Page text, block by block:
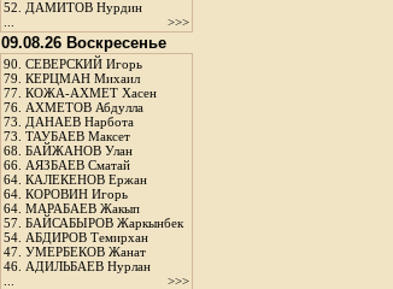
52. ДАМИТОВ Нурдин
>>>
09.08.26 Воскресенье
90. СЕВЕРСКИЙ Игорь
79. КЕРЦМАН Михаил
77. КОЖА-АХМЕТ Хасен
76. АХМЕТОВ Абдулла
73. ДАНАЕВ Нарбота
73. ТАУБАЕВ Максет
68. БАЙЖАНОВ Улан
66. АЯЗБАЕВ Сматай
64. КАЛЕКЕНОВ Ержан
64. КОРОВИН Игорь
64. МАРАБАЕВ Жакып
57. БАЙСАБЫРОВ Жаркынбек
54. АБДИРОВ Темирхан
47. УМЕРБЕКОВ Жанат
46. АДИЛЬБАЕВ Нурлан
>>>